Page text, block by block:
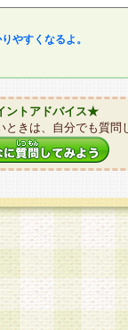
やすくなるよ。
ントアドバイス★
ときは、自分でも質問